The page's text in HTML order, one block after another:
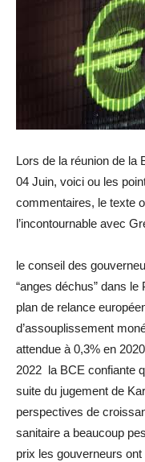
Lors de la réunion de la
04 Juin, voici ou les
commentaires, le texte
l’incontournable avec
le conseil des
“anges déchus” dans
plan de relance
d’assouplissement
attendue à 0,3% en
2022 la BCE confiante
suite du jugement de
perspectives de
sanitaire a beaucoup
prix les gouverneurs